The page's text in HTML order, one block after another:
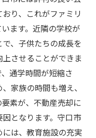
り、これがファミリ
ます。近隣の学校が
、子供たちの成長を
させることができま
通学時間が短縮さ
家族の時間も増え、
素が、不動産売却に
となります。守口市
は、教育施設の充実